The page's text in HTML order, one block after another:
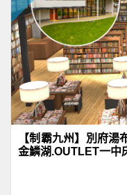
【制霸九州】別府
金鱗湖.OUTLET一中